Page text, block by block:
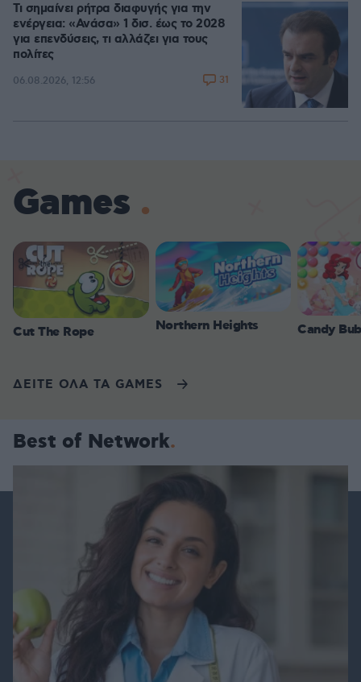
Τι σημαίνει ρήτρα διαφυγής για την
ενέργεια: «Ανάσα» 1 δισ. έως το 2028
για επενδύσεις, τι αλλάζει για τους
πολίτες
06.08.2026, 12:56 31
Games
Cut The Rope Northern Heights Candy
ΔΕΙΤΕ ΟΛΑ ΤΑ GAMES
Best of Network